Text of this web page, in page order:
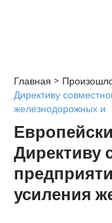
Главная >
Директиву
железнодорожных и
Директиву
усиления